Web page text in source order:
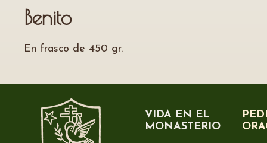
Benito
En frasco de 450 gr.
VIDA EN EL
MONASTERIO